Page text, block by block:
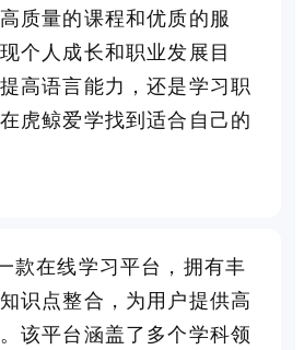
质量的课程和优质的服
个人成长和职业发展目
高语言能力，还是学习职
虎鲸爱学找到适合自己的
款在线学习平台，拥有丰
识点整合，为用户提供高
该平台涵盖了多个学科领